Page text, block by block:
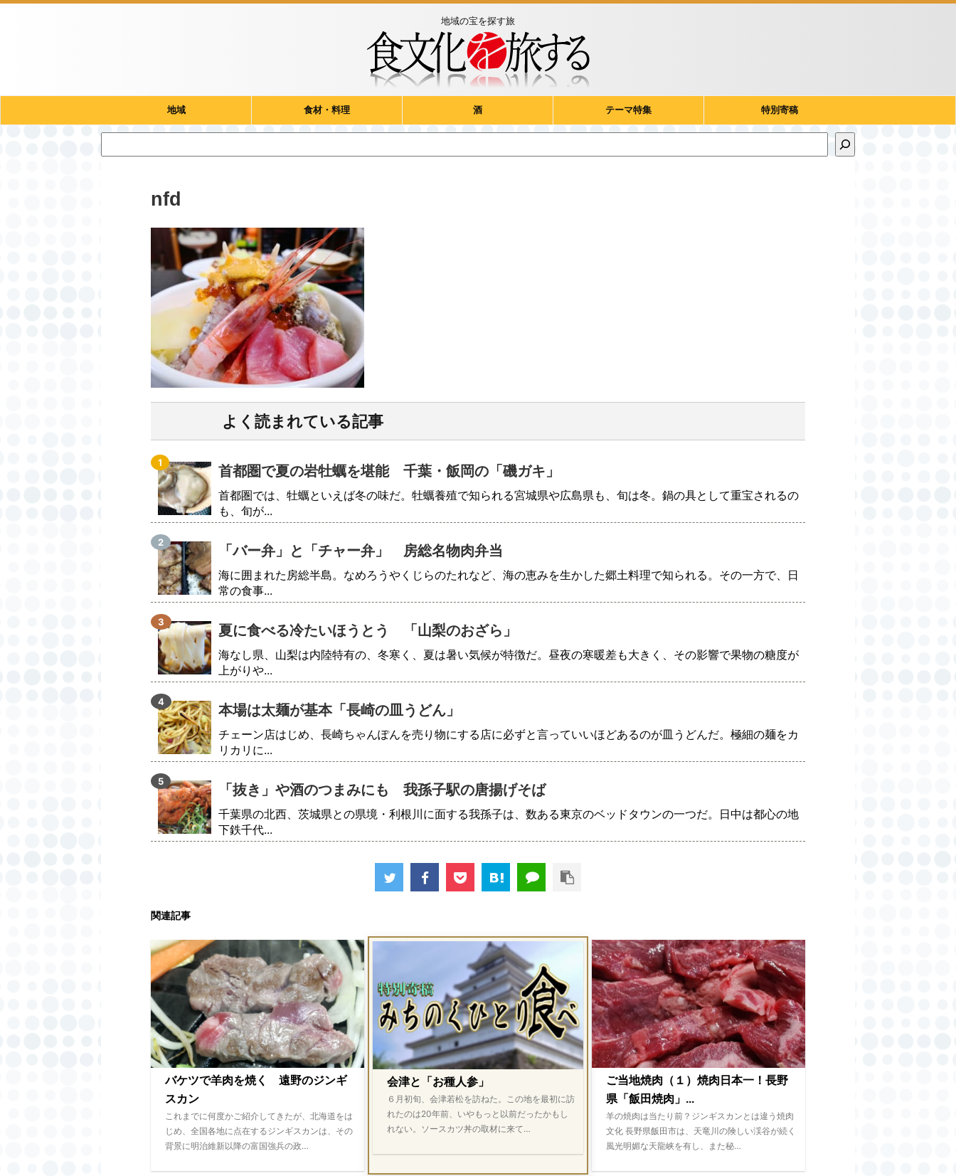
地域の宝を探す旅
地域 食材・料理 酒 テーマ特集 特別寄稿
nfd
よく読まれている記事
首都圏で夏の岩牡蠣を堪能 千葉・飯岡の「磯ガキ」
首都圏では、牡蠣といえば冬の味だ。牡蠣養殖で知られる宮城県や広島県も、旬は冬。鍋の具として重宝されるの
も、旬が...
「バー弁」と「チャー弁」 房総名物肉弁当
海に囲まれた房総半島。なめろうやくじらのたれなど、海の恵みを生かした郷土料理で知られる。その一方で、日
常の食事...
夏に食べる冷たいほうとう 「山梨のおざら」
海なし県、山梨は内陸特有の、冬寒く、夏は暑い気候が特徴だ。昼夜の寒暖差も大きく、その影響で果物の糖度が
上がりや...
本場は太麺が基本「長崎の皿うどん」
チェーン店はじめ、長崎ちゃんぽんを売り物にする店に必ずと言っていいほどあるのが皿うどんだ。極細の麺をカ
リカリに...
「抜き」や酒のつまみにも 我孫子駅の唐揚げそば
千葉県の北西、茨城県との県境・利根川に面する我孫子は、数ある東京のベッドタウンの一つだ。日中は都心の地
下鉄千代...
関連記事
バケツで羊肉を焼く 遠野のジンギ
スカン
これまでに何度かご紹介してきたが、北海道をは
じめ、全国各地に点在するジンギスカンは、その
背景に明治維新以降の富国強兵の政…
会津と「お種人参」
６月初旬、会津若松を訪ねた。この地を最初に訪
れたのは20年前、いやもっと以前だったかもし
れない。ソースカツ丼の取材に来て…
ご当地焼肉（１）焼肉日本一！長野
県「飯田焼肉」...
羊の焼肉は当たり前？ジンギスカンとは違う焼肉
文化 長野県飯田市は、天竜川の険しい渓谷が続く
風光明媚な天龍峡を有し、また秘…